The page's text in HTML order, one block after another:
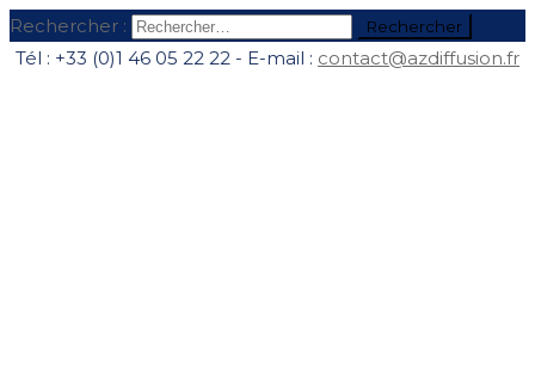
Rechercher :
Tél : +33 (0)1 46 05 22 22 - E-mail : contact@azdiffusion.fr